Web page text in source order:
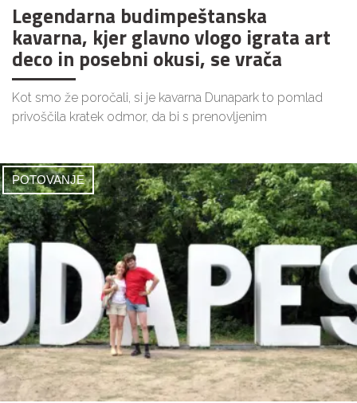
Legendarna budimpeštanska
kavarna, kjer glavno vlogo igrata art
deco in posebni okusi, se vrača
Kot smo že poročali, si je kavarna Dunapark to pomlad
privoščila kratek odmor, da bi s prenovljenim
POTOVANJE